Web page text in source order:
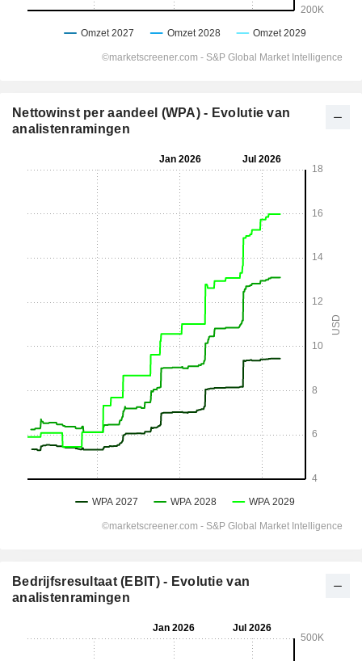
Nettowinst per aandeel (WPA) - Evolutie van
analistenramingen
Bedrijfsresultaat (EBIT) - Evolutie van
analistenramingen